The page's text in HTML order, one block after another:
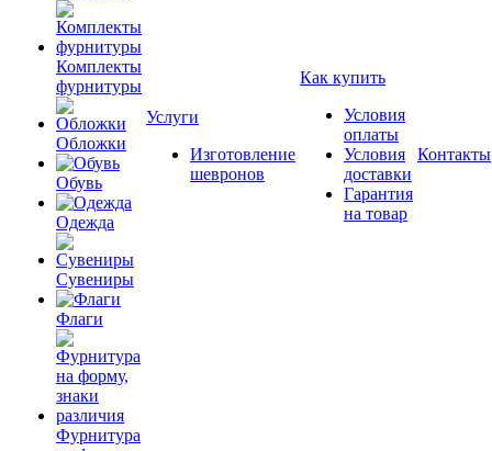
Комплекты
фурнитуры
Обложки
Обувь
Одежда
Сувениры
Флаги
Фурнитура
Услуги
Изготовление
шевронов
Как купить
Условия
оплаты
Условия
доставки
Гарантия
на товар
Контакты